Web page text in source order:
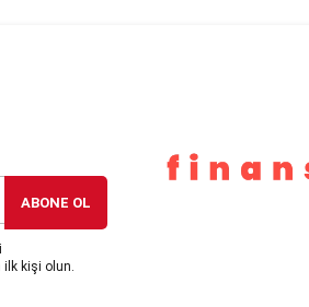
ABONE OL
ilk kişi olun.